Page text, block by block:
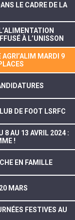
LE CADRE DE LA
À L’UNISSON
AGRI’ALIM MARDI 9
DE FOOT LSRFC
8 AU 13 AVRIL 2024 :
!
EN FAMILLE
MARS
FESTIVES AU